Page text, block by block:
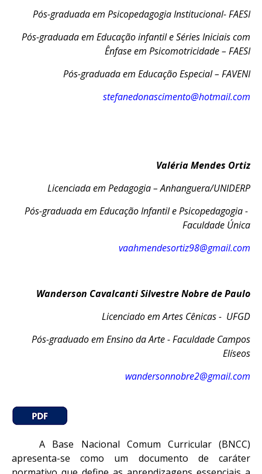
Pós-graduada em Psicopedagogia Institucional- FAESI
Pós-graduada em Educação infantil e Séries Iniciais com
Ênfase em Psicomotricidade – FAESI
Pós-graduada em Educação Especial – FAVENI
stefanedonascimento@hotmail.com
Valéria Mendes Ortiz
Licenciada em Pedagogia – Anhanguera/UNIDERP
Pós-graduada em Educação Infantil e Psicopedagogia -
Faculdade Única
vaahmendesortiz98@gmail.com
Wanderson Cavalcanti Silvestre Nobre de Paulo
Licenciado em Artes Cênicas - UFGD
Pós-graduado em Ensino da Arte - Faculdade Campos
Elíseos
wandersonnobre2@gmail.com
A Base Nacional Comum Curricular (BNCC)
apresenta-se como um documento de caráter